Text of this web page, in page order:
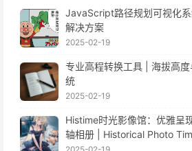
JavaScript路径规划可视化
解决方案
2025-02-19
专业高程转换工具 | 海拔高
统
2025-02-19
Histime时光影像馆：优雅呈
轴相册 | Historical Photo